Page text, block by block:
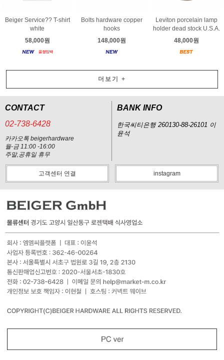
Beiger Service?? T-shirt
white
58,000원
Bolts hardware copper
hooks
148,000원
Leviton porcelain lamp
holder dead stock U.S.A.
48,000원
더보기 +
CONTACT
02-738-6428
카카오톡 beigerhardware
월-금 11:00 -16:00
주말,공휴일 휴무
BANK INFO
한국씨티은행 260130-88-26101 이
윤석
고객센터 연결 instagram